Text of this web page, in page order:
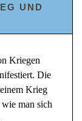
UND
Kriegen
Die
Krieg
man sich